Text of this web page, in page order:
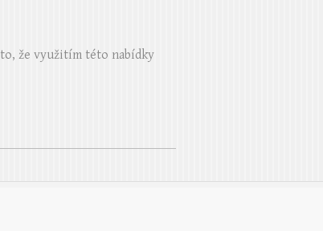
že využitím této nabídky